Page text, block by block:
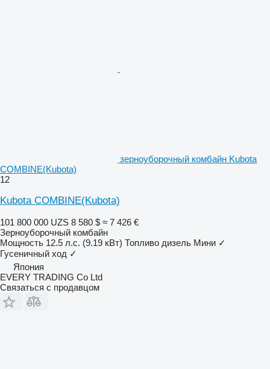
зерноуборочный комбайн Kubota
COMBINE(Kubota)
12
Kubota COMBINE(Kubota)
101 800 000 UZS 8 580 $ ≈ 7 426 €
Зерноуборочный комбайн
Мощность 12.5 л.с. (9.19 кВт) Топливо дизель Мини ✓
Гусеничный ход ✓
Япония
EVERY TRADING Co Ltd
Связаться с продавцом